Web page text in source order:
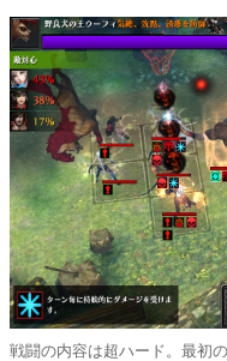
戦闘の内容は超ハード。最初